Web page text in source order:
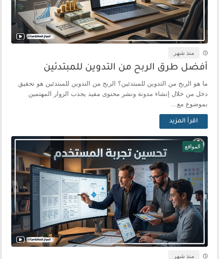
منذ شهر
أفضل طرق الربح من التدوين للمبتدئين
ما هو الربح من التدوين للمبتدئين؟ الربح من التدوين للمبتدئين هو تحقيق
دخل من خلال إنشاء مدونة ونشر محتوى مفيد يجذب الزوار المهتمين
بموضوع مع...
اقرأ المزيد
المواقع
منذ شهر